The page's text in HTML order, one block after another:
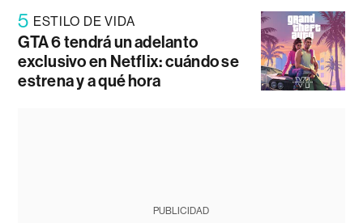
5 ESTILO DE VIDA
GTA 6 tendrá un adelanto
exclusivo en Netflix: cuándo se
estrena y a qué hora
PUBLICIDAD